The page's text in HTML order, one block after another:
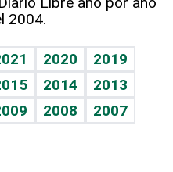
2004.
2020
2019
2014
2013
2008
2007